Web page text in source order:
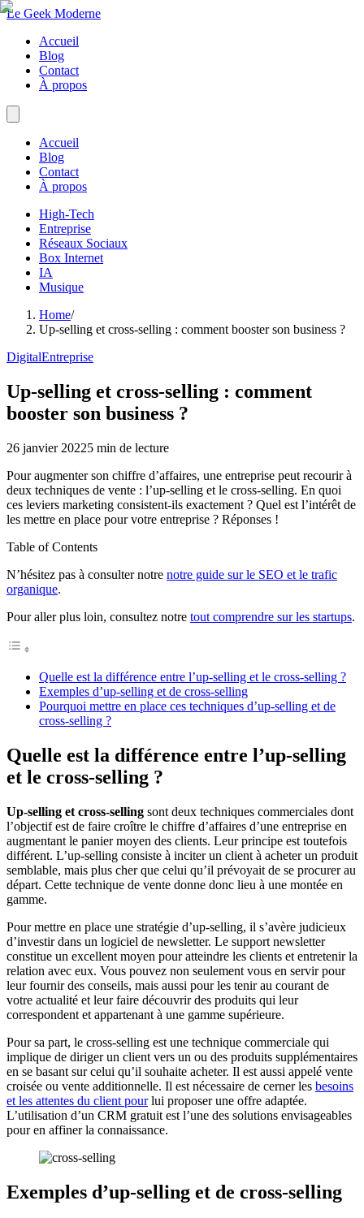
Le Geek Moderne
Accueil
Blog
Contact
À propos
Accueil
Blog
Contact
À propos
High-Tech
Entreprise
Réseaux Sociaux
Box Internet
IA
Musique
Home/
Up-selling et cross-selling : comment booster son business ?
DigitalEntreprise
Up-selling et cross-selling : comment
booster son business ?
26 janvier 20225 min de lecture
Pour augmenter son chiffre d’affaires, une entreprise peut recourir à
deux techniques de vente : l’up-selling et le cross-selling. En quoi
ces leviers marketing consistent-ils exactement ? Quel est l’intérêt de
les mettre en place pour votre entreprise ? Réponses !
Table of Contents
N’hésitez pas à consulter notre notre guide sur le SEO et le trafic
organique.
Pour aller plus loin, consultez notre tout comprendre sur les startups.
Quelle est la différence entre l’up-selling et le cross-selling ?
Exemples d’up-selling et de cross-selling
Pourquoi mettre en place ces techniques d’up-selling et de
cross-selling ?
Quelle est la différence entre l’up-selling
et le cross-selling ?
Up-selling et cross-selling sont deux techniques commerciales dont
l’objectif est de faire croître le chiffre d’affaires d’une entreprise en
augmentant le panier moyen des clients. Leur principe est toutefois
différent. L’up-selling consiste à inciter un client à acheter un produit
semblable, mais plus cher que celui qu’il prévoyait de se procurer au
départ. Cette technique de vente donne donc lieu à une montée en
gamme.
Pour mettre en place une stratégie d’up-selling, il s’avère judicieux
d’investir dans un logiciel de newsletter. Le support newsletter
constitue un excellent moyen pour atteindre les clients et entretenir la
relation avec eux. Vous pouvez non seulement vous en servir pour
leur fournir des conseils, mais aussi pour les tenir au courant de
votre actualité et leur faire découvrir des produits qui leur
correspondent et appartenant à une gamme supérieure.
Pour sa part, le cross-selling est une technique commerciale qui
implique de diriger un client vers un ou des produits supplémentaires
en se basant sur celui qu’il souhaite acheter. Il est aussi appelé vente
croisée ou vente additionnelle. Il est nécessaire de cerner les besoins
et les attentes du client pourlui proposer une offre adaptée.
L’utilisation d’un CRM gratuit est l’une des solutions envisageables
pour en affiner la connaissance.
Exemples d’up-selling et de cross-selling